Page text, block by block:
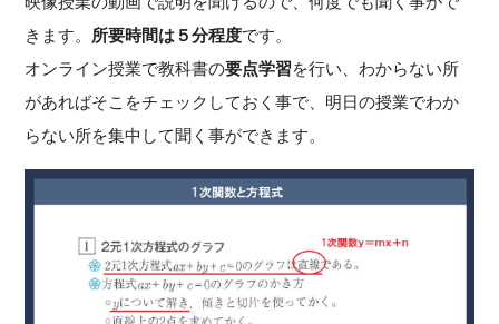
きます。 所要時間は５分程度です。
オンライン授業で教科書の要点学習を行い、わからない所
があればそこをチェックしておく事で、明日の授業でわか
らない所を集中して聞く事ができます。